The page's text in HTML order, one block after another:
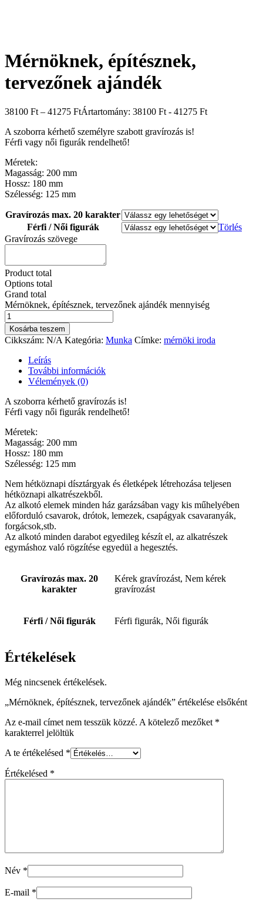
Mérnöknek, építésznek,
tervezőnek ajándék
38100 Ft – 41275 FtÁrtartomány: 38100 Ft - 41275 Ft
A szoborra kérhető személyre szabott gravírozás is!
Férfi vagy női figurák rendelhető!
Méretek:
Magasság: 200 mm
Hossz: 180 mm
Szélesség: 125 mm
Gravírozás max. 20 karakter
Férfi / Női figurák
Törlés
Gravírozás szövege
Product total
Options total
Grand total
Mérnöknek, építésznek, tervezőnek ajándék mennyiség
Kosárba teszem
Cikkszám: N/A Kategória: Munka Címke: mérnöki iroda
Leírás
További információk
Vélemények (0)
A szoborra kérhető gravírozás is!
Férfi vagy női figurák rendelhető!
Méretek:
Magasság: 200 mm
Hossz: 180 mm
Szélesség: 125 mm
Nem hétköznapi dísztárgyak és életképek létrehozása teljesen
hétköznapi alkatrészekből.
Az alkotó elemek minden ház garázsában vagy kis műhelyében
előforduló csavarok, drótok, lemezek, csapágyak csavaranyák,
forgácsok,stb.
Az alkotó minden darabot egyedileg készít el, az alkatrészek
egymáshoz való rögzítése egyedül a hegesztés.
Gravírozás max. 20
karakter
Kérek gravírozást, Nem kérek
gravírozást
Férfi / Női figurák Férfi figurák, Női figurák
Értékelések
Még nincsenek értékelések.
„Mérnöknek, építésznek, tervezőnek ajándék” értékelése elsőként
Az e-mail címet nem tesszük közzé. A kötelező mezőket *
karakterrel jelöltük
A te értékelésed *
Értékelésed *
Név *
E-mail *